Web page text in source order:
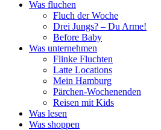
Was fluchen
Fluch der Woche
Drei Jungs? – Du Arme!
Before Baby
Was unternehmen
Flinke Fluchten
Latte Locations
Mein Hamburg
Pärchen-Wochenenden
Reisen mit Kids
Was lesen
Was shoppen